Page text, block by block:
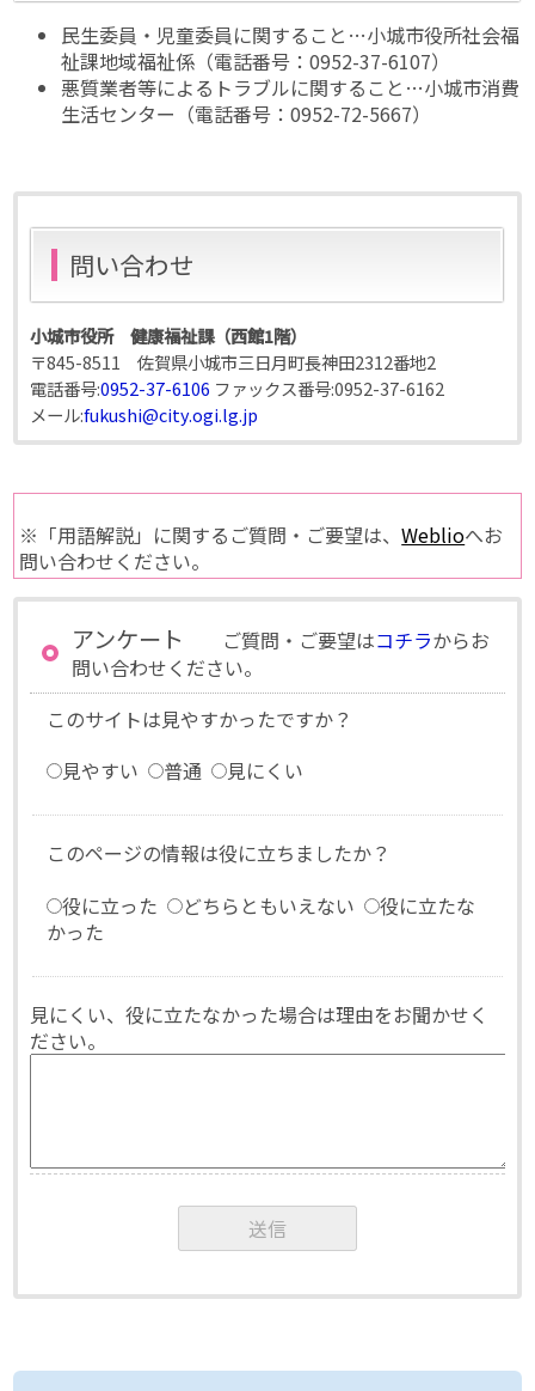
民生委員・児童委員に関すること…小城市役所社会福
祉課地域福祉係（電話番号：0952-37-6107）
悪質業者等によるトラブルに関すること…小城市消費
生活センター（電話番号：0952-72-5667）
問い合わせ
小城市役所 健康福祉課（西館1階）
〒845-8511 佐賀県小城市三日月町長神田2312番地2
電話番号:0952-37-6106 ファックス番号:0952-37-6162
メール:fukushi@city.ogi.lg.jp
※「用語解説」に関するご質問・ご要望は、Weblioへお
問い合わせください。
アンケート ご質問・ご要望はコチラからお
問い合わせください。
このサイトは見やすかったですか？
見やすい
普通 見にくい
このページの情報は役に立ちましたか？
役に立った
どちらともいえない
役に立たな
かった
見にくい、役に立たなかった場合は理由をお聞かせく
ださい。